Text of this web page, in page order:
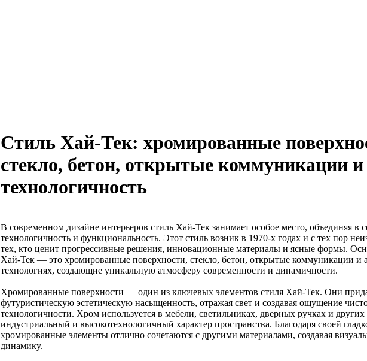
Стиль Хай-Тек: хромированные
стекло, бетон, открытые коммуникации и
технологичность
В современном дизайне интерьеров стиль Хай-Тек занимает особое место, объединяя в
технологичность и функциональность. Этот стиль возник в 1970-х годах и с тех пор
тех, кто ценит прогрессивные решения, инновационные материалы и ясные формы.
Хай-Тек — это хромированные поверхности, стекло, бетон, открытые коммуникации и
технологиях, создающие уникальную атмосферу современности и динамичности.
Хромированные поверхности — один из ключевых элементов стиля Хай-Тек. Они
футуристическую эстетическую насыщенность, отражая свет и создавая ощущение
технологичности. Хром используется в мебели, светильниках, дверных ручках и других
индустриальный и высокотехнологичный характер пространства. Благодаря своей
хромированные элементы отлично сочетаются с другими материалами, создавая
динамику.